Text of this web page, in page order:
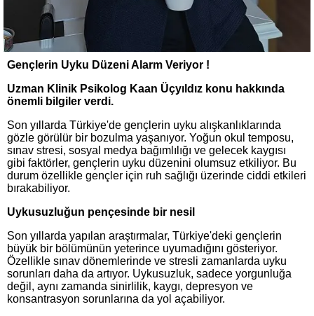
Gençlerin Uyku Düzeni Alarm Veriyor !
Uzman Klinik Psikolog Kaan Üçyıldız konu hakkında
önemli bilgiler verdi.
Son yıllarda Türkiye'de gençlerin uyku alışkanlıklarında
gözle görülür bir bozulma yaşanıyor. Yoğun okul temposu,
sınav stresi, sosyal medya bağımlılığı ve gelecek kaygısı
gibi faktörler, gençlerin uyku düzenini olumsuz etkiliyor. Bu
durum özellikle gençler için ruh sağlığı üzerinde ciddi etkileri
bırakabiliyor.
Uykusuzluğun pençesinde bir nesil
Son yıllarda yapılan araştırmalar, Türkiye'deki gençlerin
büyük bir bölümünün yeterince uyumadığını gösteriyor.
Özellikle sınav dönemlerinde ve stresli zamanlarda uyku
sorunları daha da artıyor. Uykusuzluk, sadece yorgunluğa
değil, aynı zamanda sinirlilik, kaygı, depresyon ve
konsantrasyon sorunlarına da yol açabiliyor.